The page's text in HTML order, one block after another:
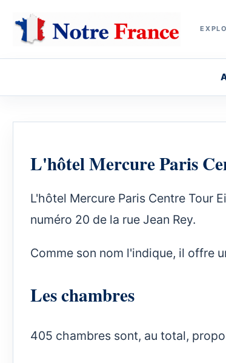
L'hôtel Mercure Paris
L'hôtel Mercure Paris Centre Tour
numéro 20 de la rue Jean Rey.
Comme son nom l'indique, il offre
Les chambres
405 chambres sont, au total,